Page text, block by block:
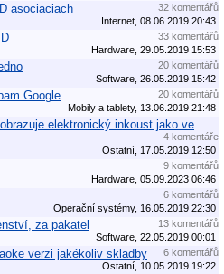
asociaciach
32 komentářů
Internet, 08.06.2019 20:43
33 komentářů
Hardware, 29.05.2019 15:53
20 komentářů
Software, 26.05.2019 15:42
Google
20 komentářů
Mobily a tablety, 13.06.2019 21:48
elektronický inkoust jako ve
4 komentáře
Ostatní, 17.05.2019 12:50
9 komentářů
Hardware, 05.09.2023 06:46
6 komentářů
Operační systémy, 16.05.2019 22:30
za pakatel
13 komentářů
Software, 22.05.2019 00:01
verzi jakékoliv skladby
6 komentářů
Ostatní, 10.05.2019 19:22